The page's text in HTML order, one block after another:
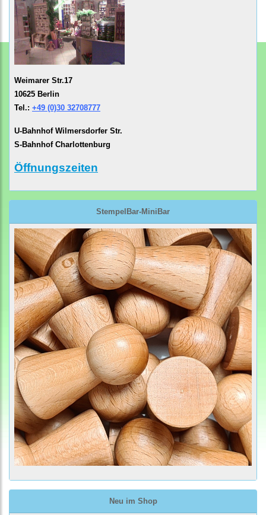
Weimarer Str.17
10625 Berlin
Tel.: +49 (0)30 32708777
U-Bahnhof Wilmersdorfer Str.
S-Bahnhof Charlottenburg
Öffnungszeiten
StempelBar-MiniBar
Neu im Shop